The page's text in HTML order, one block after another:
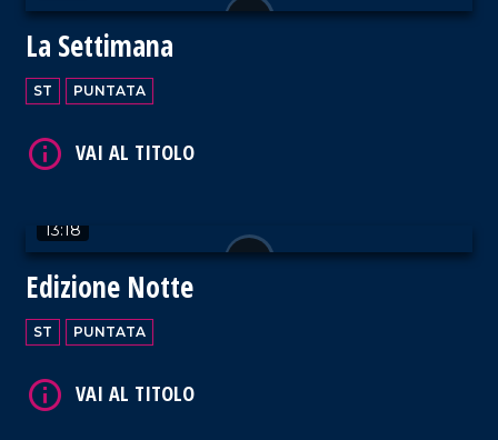
La Settimana
ST PUNTATA
13:18
Edizione Notte
ST PUNTATA
VAI AL TITOLO
VAI AL TITOLO